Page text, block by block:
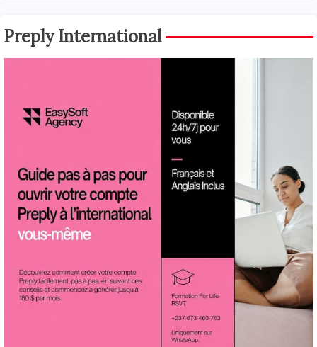
Preply International